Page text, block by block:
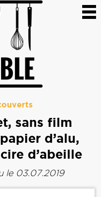
sans film
d’alu,
d’abeille
le 03.07.2019